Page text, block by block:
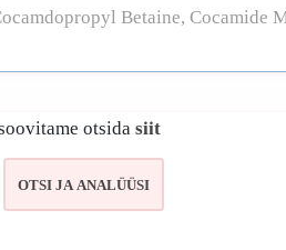
otsida siit